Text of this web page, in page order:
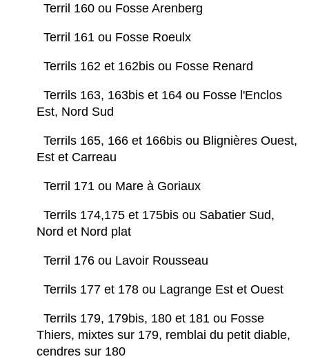
Terril 160 ou Fosse Arenberg
Terril 161 ou Fosse Roeulx
Terrils 162 et 162bis ou Fosse Renard
Terrils 163, 163bis et 164 ou Fosse l'Enclos
Est, Nord Sud
Terrils 165, 166 et 166bis ou Blignières Ouest,
Est et Carreau
Terril 171 ou Mare à Goriaux
Terrils 174,175 et 175bis ou Sabatier Sud,
Nord et Nord plat
Terril 176 ou Lavoir Rousseau
Terrils 177 et 178 ou Lagrange Est et Ouest
Terrils 179, 179bis, 180 et 181 ou Fosse
Thiers, mixtes sur 179, remblai du petit diable,
cendres sur 180